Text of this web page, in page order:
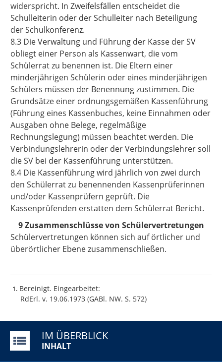
widerspricht. In Zweifelsfällen entscheidet die
Schulleiterin oder der Schulleiter nach Beteiligung
der Schulkonferenz.
8.3 Die Verwaltung und Führung der Kasse der SV
obliegt einer Person als Kassenwart, die vom
Schülerrat zu benennen ist. Die Eltern einer
minderjährigen Schülerin oder eines minderjährigen
Schülers müssen der Benennung zustimmen. Die
Grundsätze einer ordnungsgemäßen Kassenführung
(Führung eines Kassenbuches, keine Einnahmen oder
Ausgaben ohne Belege, regelmäßige
Rechnungslegung) müssen beachtet werden. Die
Verbindungslehrerin oder der Verbindungslehrer soll
die SV bei der Kassenführung unterstützen.
8.4 Die Kassenführung wird jährlich von zwei durch
den Schülerrat zu benennenden Kassenprüferinnen
und/oder Kassenprüfern geprüft. Die
Kassenprüfenden erstatten dem Schülerrat Bericht.
9 Zusammenschlüsse von Schülervertretungen
Schülervertretungen können sich auf örtlicher und
überörtlicher Ebene zusammenschließen.
1 Bereinigt. Eingearbeitet:
RdErl. v. 19.06.1973 (GABl. NW. S. 572)
IM ÜBERBLICK
INHALT